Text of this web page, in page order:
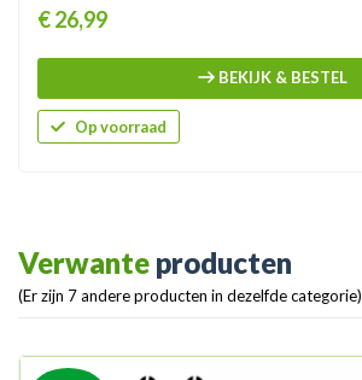
Prijs
€ 26,99
BEKIJK & BESTEL
Op voorraad
Verwante producten
(Er zijn 7 andere producten in dezelfde categorie)